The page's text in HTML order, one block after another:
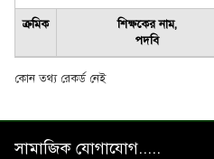
ক্রমিক
শিক্ষকের নাম,
পদবি
কোন তথ্য রেকর্ড নেই
সামাজিক যোগাযোগ.....